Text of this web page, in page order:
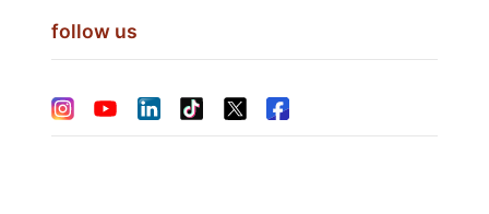
follow us